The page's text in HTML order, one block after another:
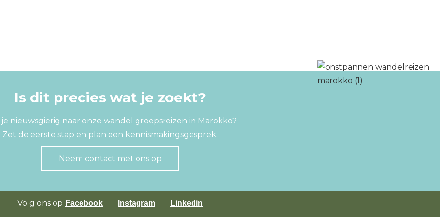
Is dit precies wat je zoekt?
nieuwsgierig naar onze wandel groepsreizen in Marokko?
Zet de eerste stap en plan een kennismakingsgesprek.
Neem contact met ons op
Volg ons op Facebook Instagram Linkedin